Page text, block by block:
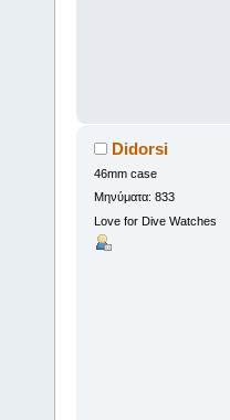
Didorsi
46mm case
Μηνύματα: 833
Love for Dive Watches